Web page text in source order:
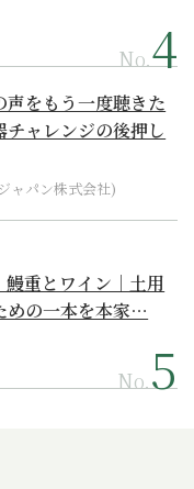
No.
声をもう一度聴きた
チャレンジの後押し
ャパン株式会社)
鰻重とワイン｜土用
めの一本を本家…
No.